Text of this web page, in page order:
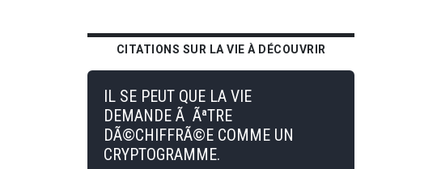
CITATIONS SUR LA VIE À DÉCOUVRIR
IL SE PEUT QUE LA VIE
DEMANDE Ã ÃªTRE
DÃ©CHIFFRÃ©E COMME UN
CRYPTOGRAMME.